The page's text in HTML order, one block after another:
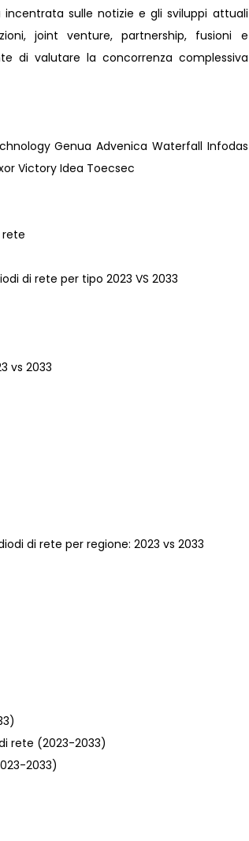
sulle notizie e gli sviluppi attuali
joint venture, partnership, fusioni e
di valutare la concorrenza complessiva
Genua Advenica Waterfall Infodas
Victory Idea Toecsec
rete
di rete per tipo 2023 VS 2033
vs 2033
di rete per regione: 2023 vs 2033
rete (2023-2033)
2033)